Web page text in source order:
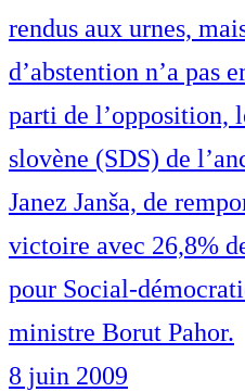
rendus aux urnes,
d’abstention n’a pas
parti de l’opposition,
slovène (SDS) de
Janez Janša, de
victoire avec 26,8%
pour Social-
ministre Borut Pahor.
8 juin 2009